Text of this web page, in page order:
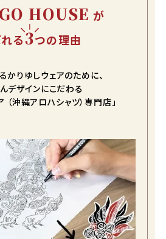
HOUSE が
る3つの理由
かりゆしウェアのために、
デザインにこだわる
（沖縄アロハシャツ）専門店」